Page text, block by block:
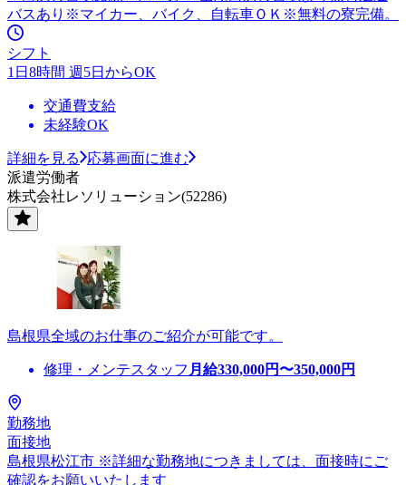
バスあり※マイカー、バイク、自転車ＯＫ※無料の寮完備。
シフト
1日8時間 週5日からOK
交通費支給
未経験OK
詳細を見る
応募画面に進む
派遣労働者
株式会社レソリューション(52286)
島根県全域のお仕事のご紹介が可能です。
修理・メンテスタッフ 月給330,000円〜350,000円
勤務地
面接地
島根県松江市 ※詳細な勤務地につきましては、面接時にご
確認をお願いいたします